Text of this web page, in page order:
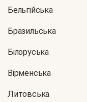
Бельгійська
Бразильська
Білоруська
Вірменська
Литовська